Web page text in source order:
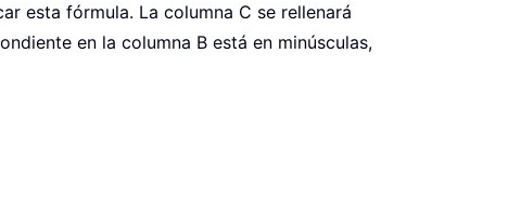
esta fórmula. La columna C se rellenará
en la columna B está en minúsculas,